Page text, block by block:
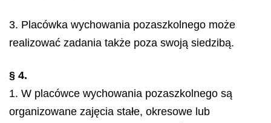
3. Placówka wychowania pozaszkolnego może
realizować zadania także poza swoją siedzibą.
§ 4.
1. W placówce wychowania pozaszkolnego są
organizowane zajęcia stałe, okresowe lub